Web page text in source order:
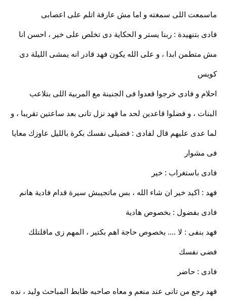
ماسمعت اللى سمغته و اما مش عارفة اتلم على اعصابى
فادى بتنهيدة : ربنا يستر و الحكاية دى تخلص على خير ، احسن انا
مش متطمن ابدا ، و على الله يكون فهد قادر انه يمشى الليلة دى
كويس
احلام و فادى خرجوا قعدوا فى الجنينة مع المربية اللى بتلاعب
البنات ، و فضلوا قاعدين لحد ما فهد نزل تانى بعد ساعتين تقريبا ، و
لما عدى عليهم قال لفادى : فضيلى نفسك بكرة بالليل عاوزك معايا
فى مشوار
فادى باستغراب : خير
فهد : اكيد خير ان شاء الله ، بس ماتجيبش سيرة قدام فادية هانم
فادى بفضول : بخصوص هادية
فهد بنفى : لا …. بخصوص حاجة اهم بكتير ، المهم زى ماقلتلك
فضى نفسك
فادى : حاضر
فهد رجع من تانى عند منعم و معاه صاحبه ظابط المباحث وليد ، نده